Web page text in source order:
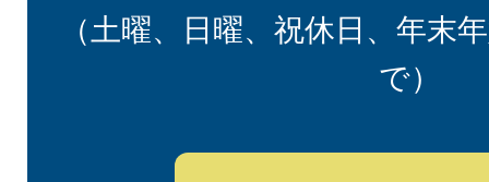
（土曜、日曜、祝休日、年末
で）